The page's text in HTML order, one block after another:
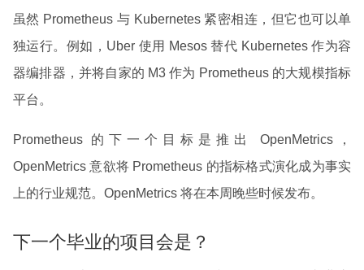
虽然 Prometheus 与 Kubernetes 紧密相连，但它也可以单
独运行。例如，Uber 使用 Mesos 替代 Kubernetes 作为容
器编排器，并将自家的 M3 作为 Prometheus 的大规模指标
平台。
Prometheus 的下一个目标是推出 OpenMetrics，
OpenMetrics 意欲将 Prometheus 的指标格式演化成为事实
上的行业规范。OpenMetrics 将在本周晚些时候发布。
下一个毕业的项目会是？